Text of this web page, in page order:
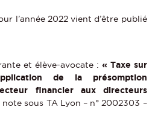
l’année 2022 vient d’être publié
et élève-avocate : « Taxe sur
de la présomption
financier aux directeurs
, note sous TA Lyon – n° 2002303 –